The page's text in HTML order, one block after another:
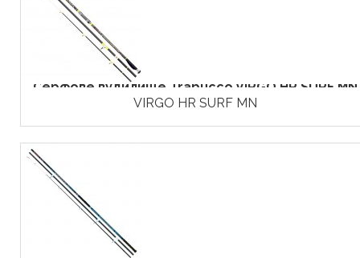
Серфове вудилище Trabucco VIRGO HR SURF MN
VIRGO HR SURF MN